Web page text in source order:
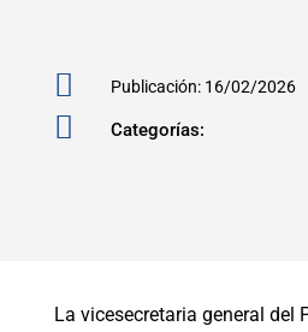
 Publicación: 16/02/2026
 Categorías:
La vicesecretaria general del